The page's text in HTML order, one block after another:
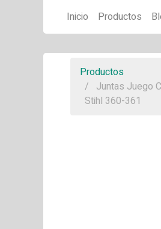
Inicio Productos
Productos
Juntas Juego
Stihl 360-361